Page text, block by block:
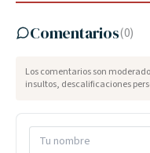
Comentarios(0)
Los comentarios son
insultos, descalificaciones